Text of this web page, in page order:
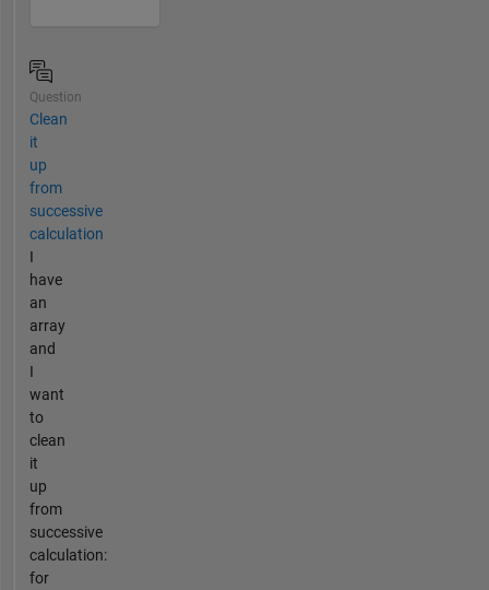
Question
Clean
it
up
from
successive
calculation
I
have
an
array
and
I
want
to
clean
it
up
from
successive
calculation:
for